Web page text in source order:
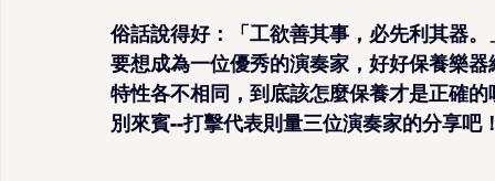
俗話說得好：「工欲善其事，必先利其器。
要想成為一位優秀的演奏家，好好保養樂
特性各不相同，到底該怎麼保養才是正確
別來賓--打擊代表則量三位演奏家的分享吧